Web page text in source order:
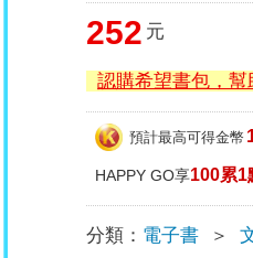
252 元
認購希望書包，幫
預計最高可得金幣
HAPPY GO享100累1
分類： 電子書 ＞